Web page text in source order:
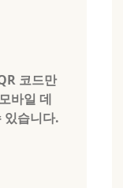
코드만
바일 데
있습니다.